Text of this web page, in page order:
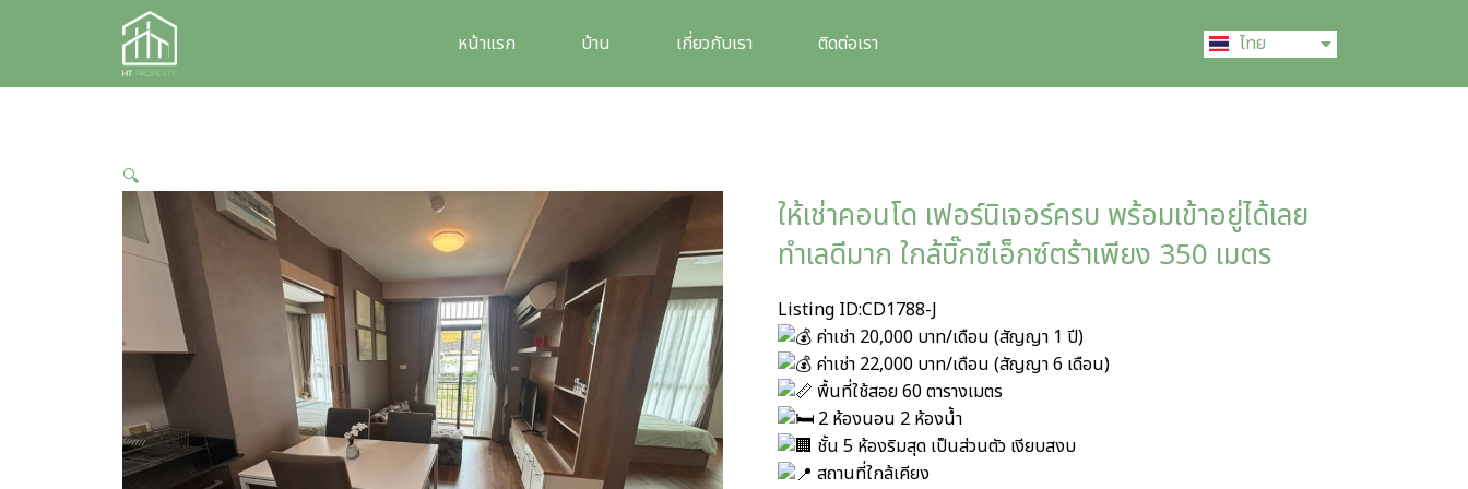
หน้าแรก บ้าน เกี่ยวกับเรา ติดต่อเรา ไทย
中文 (中国)
🔍
ให้เช่าคอนโด เฟอร์นิเจอร์ครบ พร้อมเข้าอยู่ได้เลย
ทำเลดีมาก ใกล้บิ๊กซีเอ็กซ์ตร้าเพียง 350 เมตร
Listing ID:CD1788-J
ค่าเช่า 20,000 บาท/เดือน (สัญญา 1 ปี)
ค่าเช่า 22,000 บาท/เดือน (สัญญา 6 เดือน)
พื้นที่ใช้สอย 60 ตารางเมตร
2 ห้องนอน 2 ห้องน้ำ
ชั้น 5 ห้องริมสุด เป็นส่วนตัว เงียบสงบ
สถานที่ใกล้เคียง